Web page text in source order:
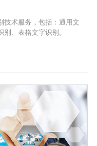
技术服务，包括：通用文
、表格文字识别。